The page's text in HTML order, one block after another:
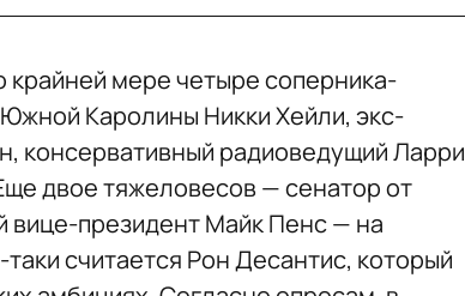
крайней мере четыре соперника-
Каролины Никки Хейли, экс-
консервативный радиоведущий Ларри
двое тяжеловесов — сенатор от
президент Майк Пенс — на
считается Рон Десантис, который